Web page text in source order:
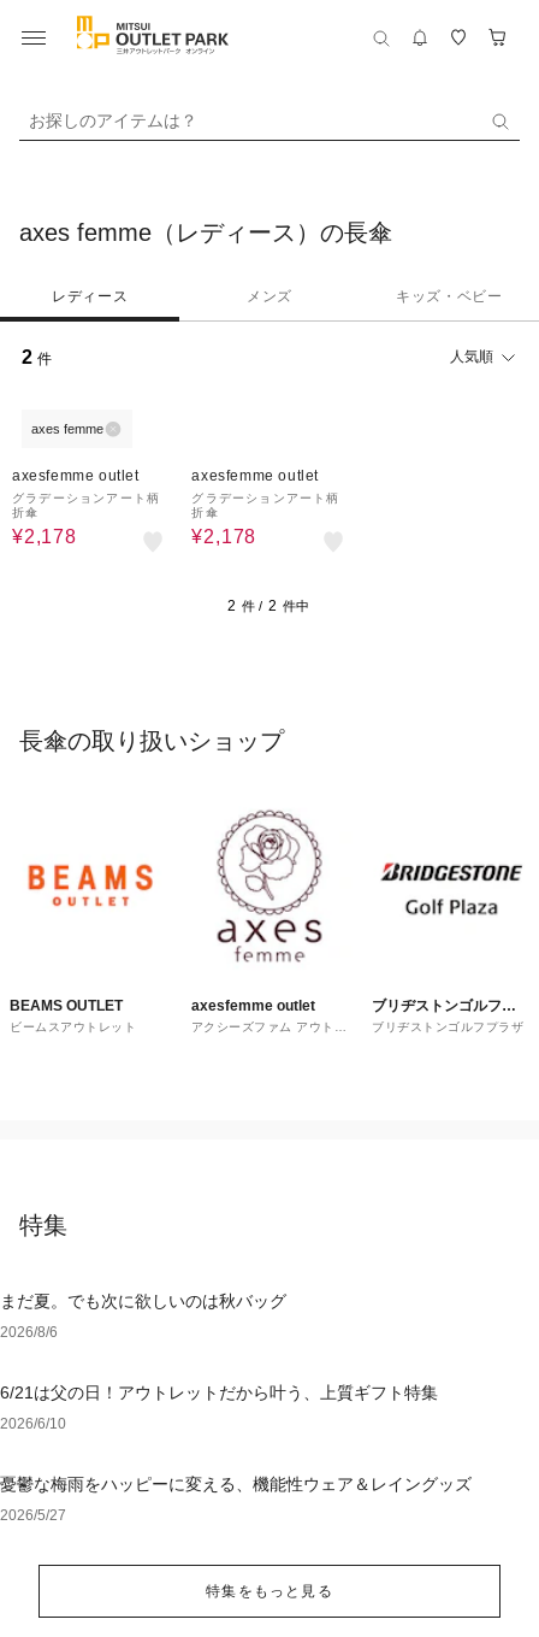
お探しのアイテムは？
axes femme（レディース）の長傘
レディース メンズ キッズ・ベビー
2 件 人気順
axes femme
axesfemme outlet
グラデーションアート柄
折傘
¥2,178
axesfemme outlet
グラデーションアート柄
折傘
¥2,178
2 件 / 2 件中
長傘の取り扱いショップ
BEAMS OUTLET
ビームスアウトレット
axesfemme outlet
アクシーズファム アウトレ
ブリヂストンゴルフプ
ラザ
ブリヂストンゴルフプラザ
特集
まだ夏。でも次に欲しいのは秋バッグ
2026/8/6
6/21は父の日！アウトレットだから叶う、上質ギフト特集
2026/6/10
憂鬱な梅雨をハッピーに変える、機能性ウェア＆レイングッズ
2026/5/27
特集をもっと見る